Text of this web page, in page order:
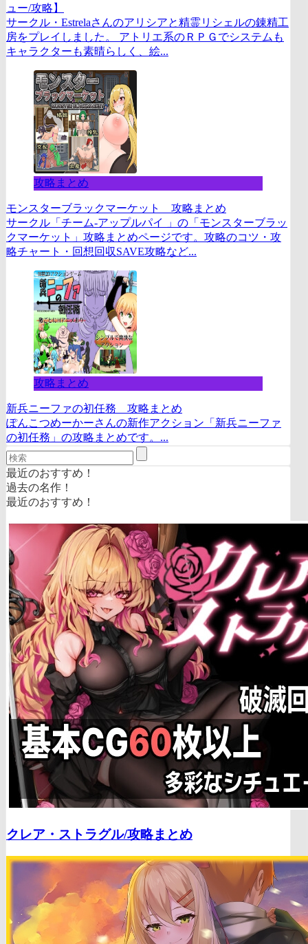
ュー/攻略】
サークル・Estrelaさんのアリシアと精霊リシェルの錬精工
房をプレイしました。 アトリエ系のＲＰＧでシステムも
キャラクターも素晴らしく、絵...
攻略まとめ
モンスターブラックマーケット 攻略まとめ
サークル「チーム-アップルパイ 」の「モンスターブラッ
クマーケット」攻略まとめページです。攻略のコツ・攻
略チャート・回想回収SAVE攻略など...
攻略まとめ
新兵ニーファの初任務 攻略まとめ
ぽんこつめーかーさんの新作アクション「新兵ニーファ
の初任務」の攻略まとめです。...
最近のおすすめ！
過去の名作！
最近のおすすめ！
クレア・ストラグル/攻略まとめ